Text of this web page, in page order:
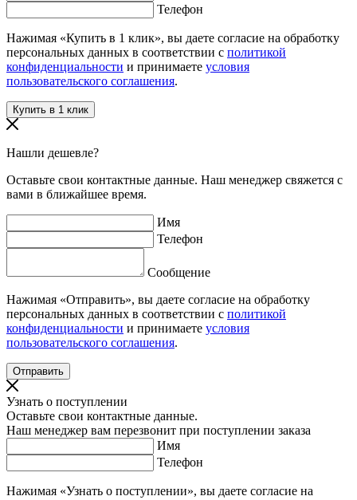
Телефон
Нажимая «Купить в 1 клик», вы даете согласие на обработку
персональных данных в соответствии с политикой
конфиденциальности и принимаете условия
пользовательского соглашения.
Нашли дешевле?
Оставьте свои контактные данные. Наш менеджер свяжется с
вами в ближайшее время.
Имя
Телефон
Сообщение
Нажимая «Отправить», вы даете согласие на обработку
персональных данных в соответствии с политикой
конфиденциальности и принимаете условия
пользовательского соглашения.
Узнать о поступлении
Оставьте свои контактные данные.
Наш менеджер вам перезвонит при поступлении заказа
Имя
Телефон
Нажимая «Узнать о поступлении», вы даете согласие на